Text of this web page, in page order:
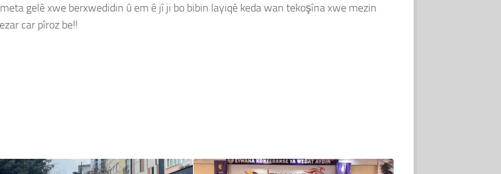
gelê xwe berxwedidin û em ê jî ji bo bibin layiqê keda wan tekoşîna xwe mezin
car pîroz be!!